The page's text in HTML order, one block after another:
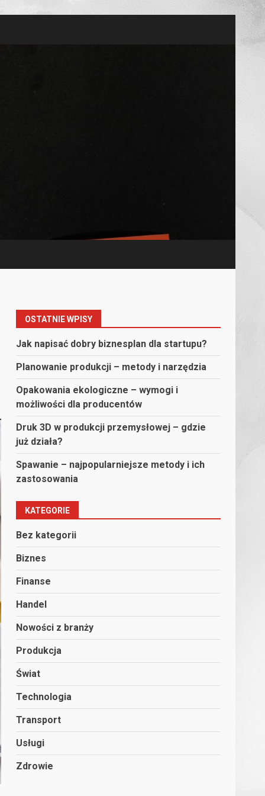
OSTATNIE WPISY
Jak napisać dobry biznesplan dla startupu?
Planowanie produkcji – metody i narzędzia
Opakowania ekologiczne – wymogi i
możliwości dla producentów
Druk 3D w produkcji przemysłowej – gdzie
już działa?
Spawanie – najpopularniejsze metody i ich
zastosowania
KATEGORIE
Bez kategorii
Biznes
Finanse
Handel
Nowości z branży
Produkcja
Świat
Technologia
Transport
Usługi
Zdrowie